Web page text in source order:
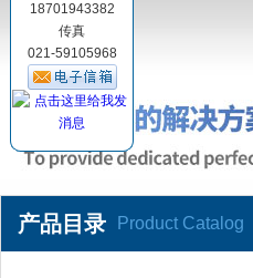
产品目录 Product Catalog
18701943382
传真
021-59105968